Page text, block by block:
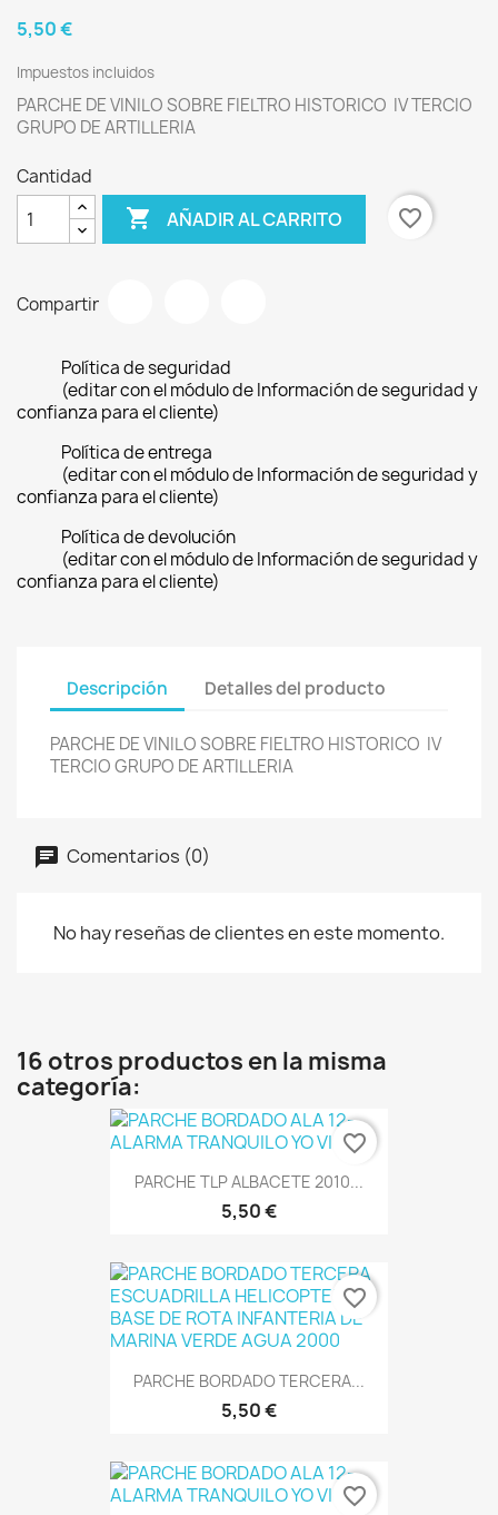
5,50 €
Impuestos incluidos
PARCHE DE VINILO SOBRE FIELTRO HISTORICO IV TERCIO
GRUPO DE ARTILLERIA
Cantidad
 AÑADIR AL CARRITO favorite_border
Compartir
Política de seguridad
(editar con el módulo de Información de seguridad y
confianza para el cliente)
Política de entrega
(editar con el módulo de Información de seguridad y
confianza para el cliente)
Política de devolución
(editar con el módulo de Información de seguridad y
confianza para el cliente)
Descripción Detalles del producto
PARCHE DE VINILO SOBRE FIELTRO HISTORICO IV
TERCIO GRUPO DE ARTILLERIA
Comentarios (0)
No hay reseñas de clientes en este momento.
16 otros productos en la misma
categoría:
PARCHE TLP ALBACETE 2010...
5,50 €
favorite_border
PARCHE BORDADO TERCERA...
5,50 €
favorite_border
favorite_border